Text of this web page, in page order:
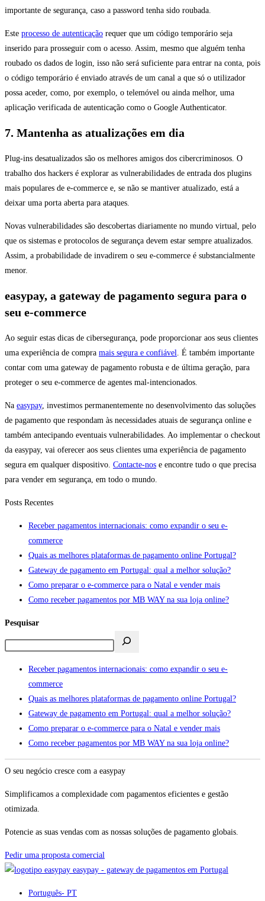
importante de segurança, caso a password tenha sido roubada.
Este processo de autenticação requer que um código temporário seja
inserido para prosseguir com o acesso. Assim, mesmo que alguém tenha
roubado os dados de login, isso não será suficiente para entrar na conta, pois
o código temporário é enviado através de um canal a que só o utilizador
possa aceder, como, por exemplo, o telemóvel ou ainda melhor, uma
aplicação verificada de autenticação como o Google Authenticator.
7. Mantenha as atualizações em dia
Plug-ins desatualizados são os melhores amigos dos cibercriminosos. O
trabalho dos hackers é explorar as vulnerabilidades de entrada dos plugins
mais populares de e-commerce e, se não se mantiver atualizado, está a
deixar uma porta aberta para ataques.
Novas vulnerabilidades são descobertas diariamente no mundo virtual, pelo
que os sistemas e protocolos de segurança devem estar sempre atualizados.
Assim, a probabilidade de invadirem o seu e-commerce é substancialmente
menor.
easypay, a gateway de pagamento segura para o
seu e-commerce
Ao seguir estas dicas de cibersegurança, pode proporcionar aos seus clientes
uma experiência de compra mais segura e confiável
. É também importante
contar com uma gateway de pagamento robusta e de última geração, para
proteger o seu e-commerce de agentes mal-intencionados.
Na easypay, investimos permanentemente no desenvolvimento das soluções
de pagamento que respondam às necessidades atuais de segurança online e
também antecipando eventuais vulnerabilidades. Ao implementar o checkout
da easypay, vai oferecer aos seus clientes uma experiência de pagamento
segura em qualquer dispositivo. Contacte-nos e encontre tudo o que precisa
para vender em segurança, em todo o mundo.
Posts Recentes
Receber pagamentos internacionais: como expandir o seu e-
commerce
Quais as melhores plataformas de pagamento online Portugal?
Gateway de pagamento em Portugal: qual a melhor solução?
Como preparar o e-commerce para o Natal e vender mais
Como receber pagamentos por MB WAY na sua loja online?
Pesquisar
Receber pagamentos internacionais: como expandir o seu e-
commerce
Quais as melhores plataformas de pagamento online Portugal?
Gateway de pagamento em Portugal: qual a melhor solução?
Como preparar o e-commerce para o Natal e vender mais
Como receber pagamentos por MB WAY na sua loja online?
O seu negócio cresce com a easypay
Simplificamos a complexidade com pagamentos eficientes e gestão
otimizada.
Potencie as suas vendas com as nossas soluções de pagamento globais.
Pedir uma proposta comercial
easypay - gateway de pagamentos em Portugal
Português- PT